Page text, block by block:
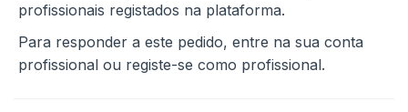
profissionais registados na plataforma.
Para responder a este pedido, entre na sua conta
profissional ou registe-se como profissional.